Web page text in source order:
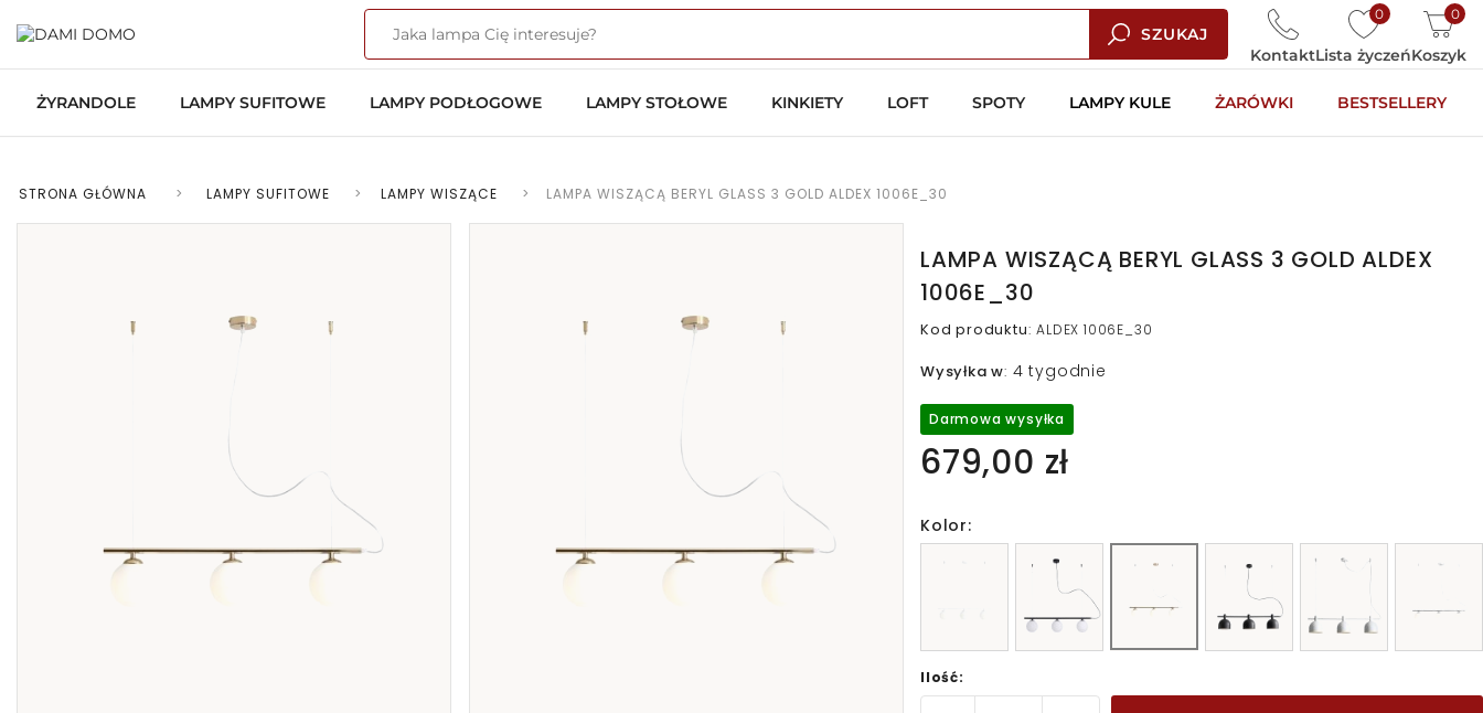
SZUKAJ
0
Lista życzeń
0
Koszyk
Kontakt
ŻYRANDOLE LAMPY SUFITOWE LAMPY PODŁOGOWE LAMPY STOŁOWE KINKIETY LOFT SPOTY LAMPY KULE ŻARÓWKI BESTSELLERY
STRONA GŁÓWNA > LAMPY SUFITOWE > LAMPY WISZĄCE > LAMPA WISZĄCĄ BERYL GLASS 3 GOLD ALDEX 1006E_30
LAMPA WISZĄCĄ BERYL GLASS 3 GOLD ALDEX
1006E_30
Kod produktu:ALDEX 1006E_30
Wysyłka w: 4 tygodnie
Darmowa wysyłka
679,00 zł
Kolor:
Ilość: